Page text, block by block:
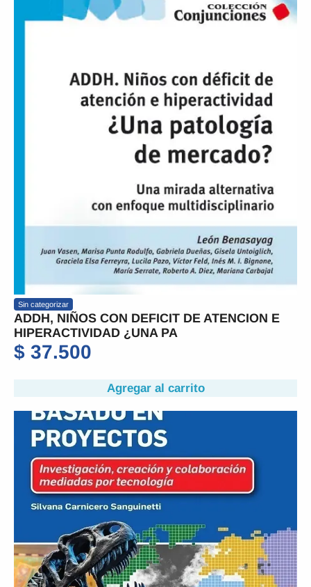
Sin categorizar
ADDH, NIÑOS CON DEFICIT DE ATENCION E
HIPERACTIVIDAD ¿UNA PA
$ 37.500
Agregar al carrito